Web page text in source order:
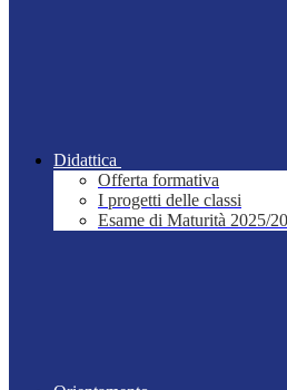
Didattica
Offerta formativa
I progetti delle classi
Esame di Maturità 2025/